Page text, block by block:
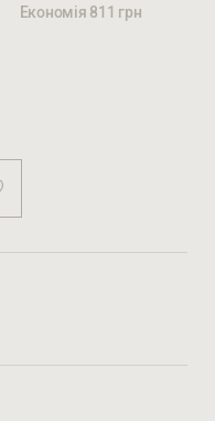
Економія 811 грн